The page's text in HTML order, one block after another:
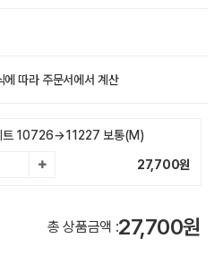
따라 주문서에서 계산
트 10726→11227 보통(M)
27,700원
총 상품금액 :27,700원